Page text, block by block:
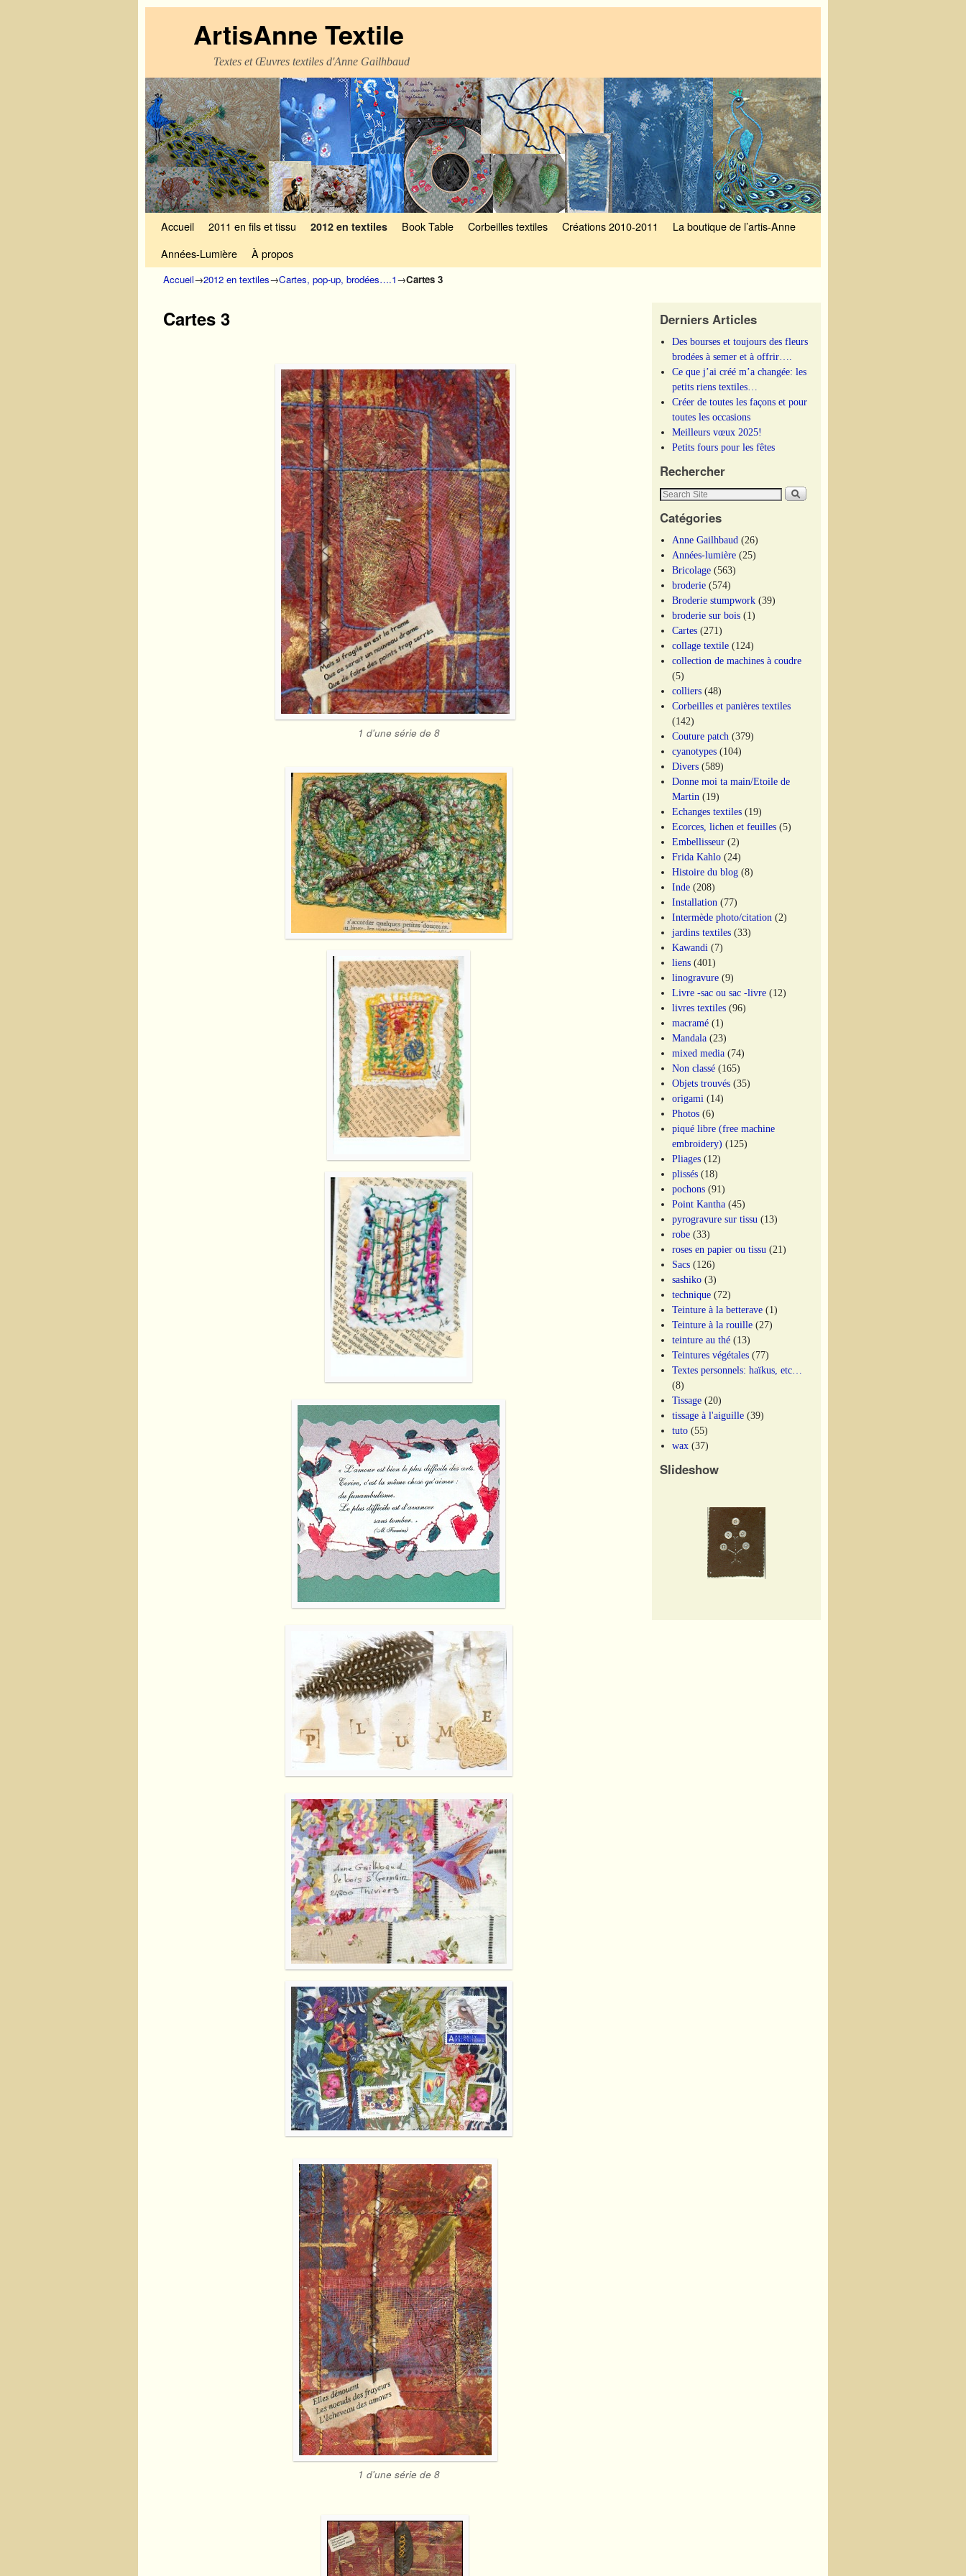
ArtisAnne Textile
Textes et Œuvres textiles d'Anne Gailhbaud
Accueil 2011 en fils et tissu 2012 en textiles Book Table Corbeilles textiles Créations 2010-2011
La boutique de l’artis-Anne
Années-Lumière
À propos
Accueil→2012 en textiles→Cartes, pop-up, brodées….1→Cartes 3
Cartes 3
1 d'une série de 8
1 d'une série de 8
Derniers Articles
Des bourses et toujours des fleurs
brodées à semer et à offrir….
Ce que j’ai créé m’a changée: les
petits riens textiles…
Créer de toutes les façons et pour
toutes les occasions
Meilleurs vœux 2025!
Petits fours pour les fêtes
Rechercher
Catégories
Anne Gailhbaud (26)
Années-lumière (25)
Bricolage (563)
broderie (574)
Broderie stumpwork (39)
broderie sur bois (1)
Cartes (271)
collage textile (124)
collection de machines à coudre
(5)
colliers (48)
Corbeilles et panières textiles
(142)
Couture patch (379)
cyanotypes (104)
Divers (589)
Donne moi ta main/Etoile de
Martin (19)
Echanges textiles (19)
Ecorces, lichen et feuilles (5)
Embellisseur (2)
Frida Kahlo (24)
Histoire du blog (8)
Inde (208)
Installation (77)
Intermède photo/citation (2)
jardins textiles (33)
Kawandi (7)
liens (401)
linogravure (9)
Livre -sac ou sac -livre (12)
livres textiles (96)
macramé (1)
Mandala (23)
mixed media (74)
Non classé (165)
Objets trouvés (35)
origami (14)
Photos (6)
piqué libre (free machine
embroidery) (125)
Pliages (12)
plissés (18)
pochons (91)
Point Kantha (45)
pyrogravure sur tissu (13)
robe (33)
roses en papier ou tissu (21)
Sacs (126)
sashiko (3)
technique (72)
Teinture à la betterave (1)
Teinture à la rouille (27)
teinture au thé (13)
Teintures végétales (77)
Textes personnels: haïkus, etc…
(8)
Tissage (20)
tissage à l'aiguille (39)
tuto (55)
wax (37)
Slideshow